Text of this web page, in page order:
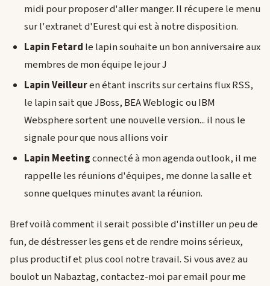
midi pour proposer d'aller manger. Il récupere le menu
sur l'extranet d'Eurest qui est à notre disposition.
Lapin Fetard le lapin souhaite un bon anniversaire aux
membres de mon équipe le jour J
Lapin Veilleuren étant inscrits sur certains flux RSS,
le lapin sait que JBoss, BEA Weblogic ou IBM
Websphere sortent une nouvelle version... il nous le
signale pour que nous allions voir
Lapin Meetingconnecté à mon agenda outlook, il me
rappelle les réunions d'équipes, me donne la salle et
sonne quelques minutes avant la réunion.
Bref voilà comment il serait possible d'instiller un peu de
fun, de déstresser les gens et de rendre moins sérieux,
plus productif et plus cool notre travail. Si vous avez au
boulot un Nabaztag, contactez-moi par email pour me